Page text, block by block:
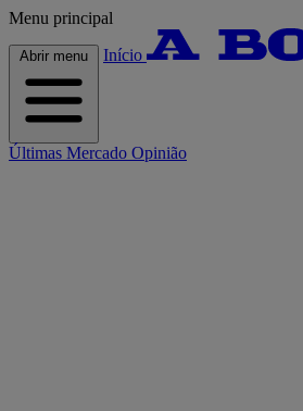
Menu principal
Abrir menu Início
Últimas Mercado Opinião